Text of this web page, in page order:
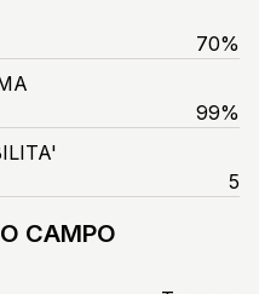
70%
99%
5
CAMPO